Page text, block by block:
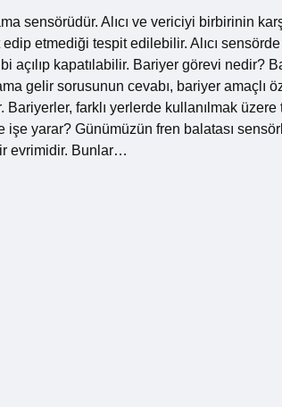
sensörüdür. Alıcı ve vericiyi birbirinin
etmediği tespit edilebilir. Alıcı
kapatılabilir. Bariyer görevi nedir?
gelir sorusunun cevabı, bariyer amaçlı
farklı yerlerde kullanılmak üzere
işe yarar? Günümüzün fren balatası
evrimidir. Bunlar…